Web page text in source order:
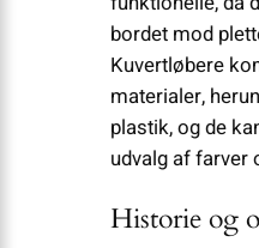
bordet mod
Kuvertløbere
materialer,
plastik, og de
udvalg af farver
Historie og